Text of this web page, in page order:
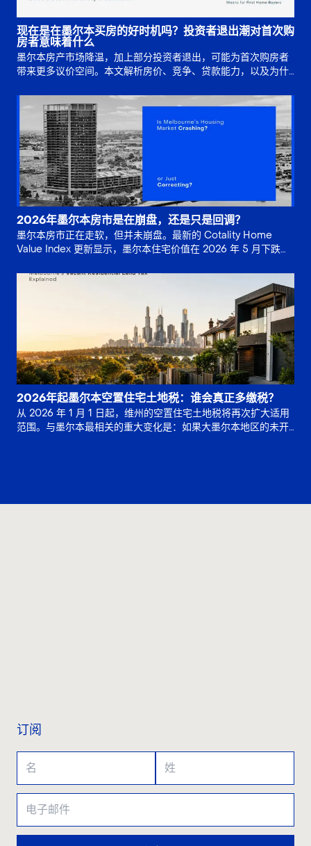
现在是在墨尔本买房的好时机吗？投资者退出潮对首次购
房者意味着什么
墨尔本房产市场降温，加上部分投资者退出，可能为首次购房者
带来更多议价空间。本文解析房价、竞争、贷款能力，以及为什
2026年墨尔本房市是在崩盘，还是只是回调？
墨尔本房市正在走软，但并未崩盘。最新的 Cotality Home
Value Index 更新显示，墨尔本住宅价值在 2026 年 5 月下跌
2026年起墨尔本空置住宅土地税：谁会真正多缴税？
从 2026 年 1 月 1 日起，维州的空置住宅土地税将再次扩大适用
范围。与墨尔本最相关的重大变化是：如果大墨尔本地区的未开
订阅